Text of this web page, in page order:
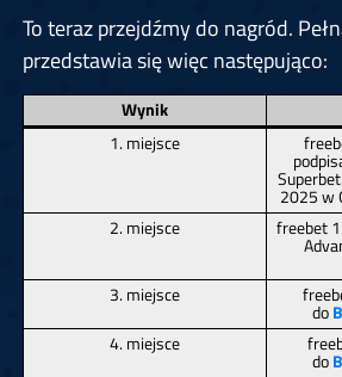
To teraz przejdźmy do nagród.
przedstawia się więc następująco:
Wynik
1. miejsce
2025 w
2. miejsce
freebet
3. miejsce
do
4. miejsce
do